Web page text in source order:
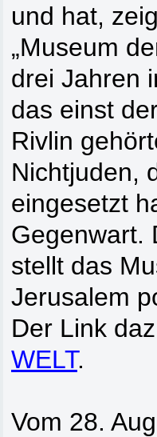
und hat,
„Museum
drei Jahren
das einst
Rivlin
Nichtjuden,
eingesetzt
Gegenwart.
stellt das
Jerusalem
Der Link
WELT.
Vom 28.